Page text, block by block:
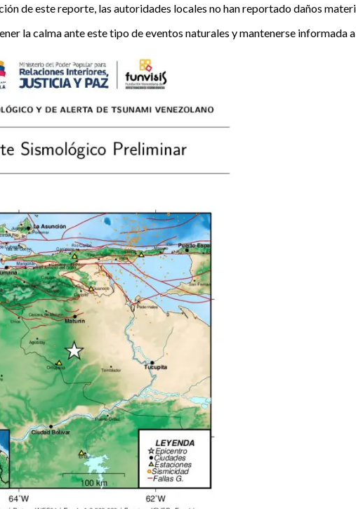
de este reporte, las autoridades locales no han reportado daños
la calma ante este tipo de eventos naturales y mantenerse informada